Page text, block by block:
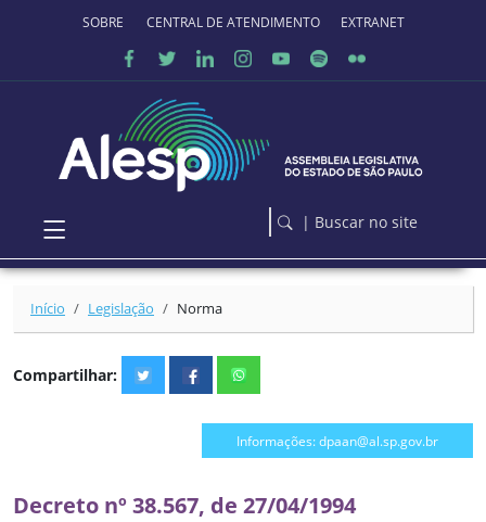
Ir para o conteúdo principal
SOBRE O PORTALCENTRAL DE ATENDIMENTO EXTRANET
| Buscar no site
Início Legislação Norma
Compartilhar:
Informações: dpaan@al.sp.gov.br
Decreto nº 38.567, de 27/04/1994